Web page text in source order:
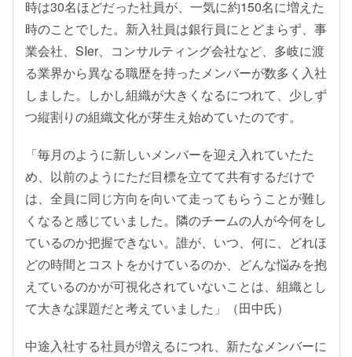
時は30名ほどだった社員が、一気に約150名に増えた
時のことでした。新入社員は銀行員にとどまらず、事
業会社、SIer、コンサルティング会社など、多岐に渡
る業界から異なる職歴を持ったメンバーが数多く入社
しました。しかし組織が大きくなるにつれて、少しず
つ縦割りの組織文化が芽生え始めていたのです。
「毎月のように新しいメンバーを迎え入れていたた
め、以前のようにただ目標を立てて共有するだけで
は、全員に同じ方向を向いて走ってもらうことが難し
くなると感じていました。隣のチームの人が今何をし
ているのか把握できない。誰が、いつ、何に、どれほ
どの時間とコストをかけているのか、どんな悩みを抱
えているのかが可視化されていないことは、組織とし
て大きな課題だと考えていました」（田中氏）
中途入社する社員が増えるにつれ、新たなメンバーに